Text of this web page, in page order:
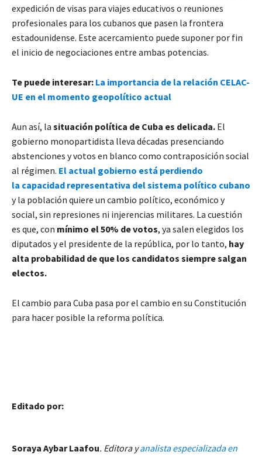
expedición de visas para viajes educativos o reuniones
profesionales para los cubanos que pasen la frontera
estadounidense. Este acercamiento puede suponer por fin
el inicio de negociaciones entre ambas potencias.
Te puede interesar: La importancia de la relación CELAC-
UE en el momento geopolítico actual
Aun así, la situación política de Cuba es delicada. El
gobierno monopartidista lleva décadas presenciando
abstenciones y votos en blanco como contraposición social
al régimen. El actual gobierno está perdiendo
la capacidad representativa del sistema político cubano
y la población quiere un cambio político, económico y
social, sin represiones ni injerencias militares. La cuestión
es que, con mínimo el 50% de votos, ya salen elegidos los
diputados y el presidente de la república, por lo tanto, hay
alta probabilidad de que los candidatos siempre salgan
electos.
El cambio para Cuba pasa por el cambio en su Constitución
para hacer posible la reforma política.
Editado por:
Soraya Aybar Laafou. Editora yanalista especializada en